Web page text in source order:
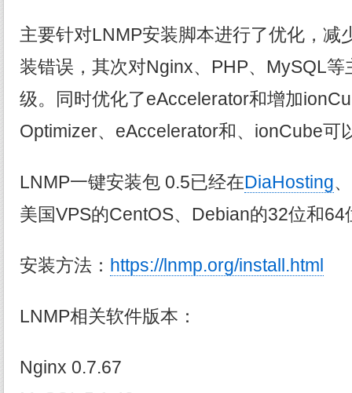
主要针对LNMP安装脚本进行了优化，减
装错误，其次对Nginx、PHP、MySQL
级。同时优化了eAccelerator和增加
Optimizer、eAccelerator和、ionCube可
LNMP一键安装包 0.5已经在DiaHosting、
美国VPS的CentOS、Debian的32位和
安装方法： https://lnmp.org/install.html
LNMP相关软件版本：
Nginx 0.7.67